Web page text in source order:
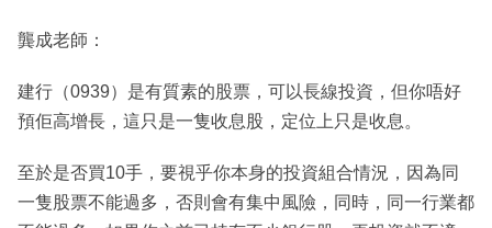
龔成老師：
建行（0939）是有質素的股票，可以長線投資，但你唔好
預佢高增長，這只是一隻收息股，定位上只是收息。
至於是否買10手，要視乎你本身的投資組合情況，因為同
一隻股票不能過多，否則會有集中風險，同時，同一行業都